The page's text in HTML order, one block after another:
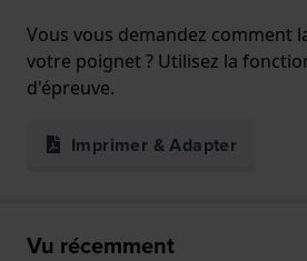
Vous vous demandez comment
votre poignet ? Utilisez la
d'épreuve.
Imprimer & Adapter
Vu récemment